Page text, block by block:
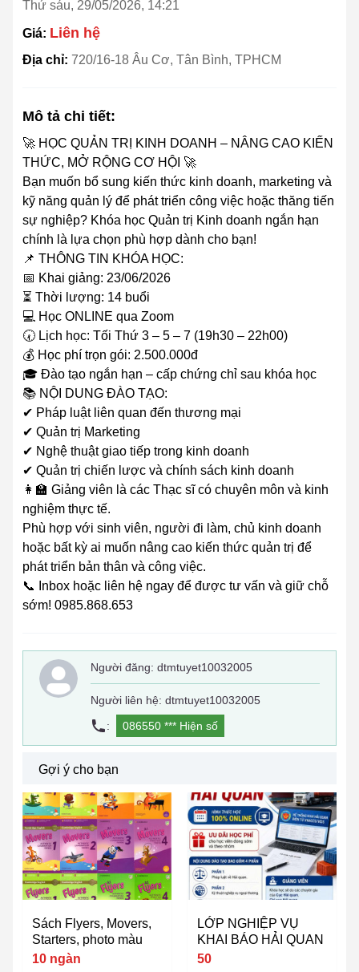
Thứ sáu, 29/05/2026, 14:21
Giá: Liên hệ
Địa chỉ: 720/16-18 Âu Cơ, Tân Bình, TPHCM
Mô tả chi tiết:
🚀 HỌC QUẢN TRỊ KINH DOANH – NÂNG CAO KIẾN
THỨC, MỞ RỘNG CƠ HỘI 🚀
Bạn muốn bổ sung kiến thức kinh doanh, marketing và
kỹ năng quản lý để phát triển công việc hoặc thăng tiến
sự nghiệp? Khóa học Quản trị Kinh doanh ngắn hạn
chính là lựa chọn phù hợp dành cho bạn!
📌 THÔNG TIN KHÓA HỌC:
📅 Khai giảng: 23/06/2026
⏳ Thời lượng: 14 buổi
💻 Học ONLINE qua Zoom
🕢 Lịch học: Tối Thứ 3 – 5 – 7 (19h30 – 22h00)
💰 Học phí trọn gói: 2.500.000đ
🎓 Đào tạo ngắn hạn – cấp chứng chỉ sau khóa học
📚 NỘI DUNG ĐÀO TẠO:
✔ Pháp luật liên quan đến thương mại
✔ Quản trị Marketing
✔ Nghệ thuật giao tiếp trong kinh doanh
✔ Quản trị chiến lược và chính sách kinh doanh
👩‍🏫 Giảng viên là các Thạc sĩ có chuyên môn và kinh
nghiệm thực tế.
Phù hợp với sinh viên, người đi làm, chủ kinh doanh
hoặc bất kỳ ai muốn nâng cao kiến thức quản trị để
phát triển bản thân và công việc.
📞 Inbox hoặc liên hệ ngay để được tư vấn và giữ chỗ
sớm! 0985.868.653
Người đăng: dtmtuyet10032005
Người liên hệ: dtmtuyet10032005
:
086550 *** Hiện số
Gợi ý cho bạn
Sách Flyers, Movers,
Starters, photo màu
10 ngàn
LỚP NGHIỆP VỤ
KHAI BÁO HẢI QUAN
50